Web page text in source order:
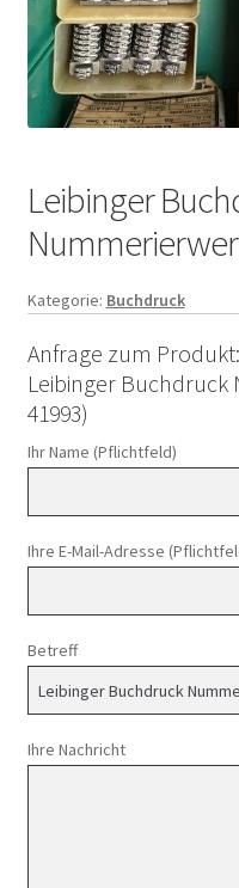
Leibinger
Kategorie: Buchdruck
Anfrage zum Produkt:
Leibinger Buchdruck
41993)
Ihr Name (Pflichtfeld)
Ihre E-Mail-Adresse
Betreff
Ihre Nachricht